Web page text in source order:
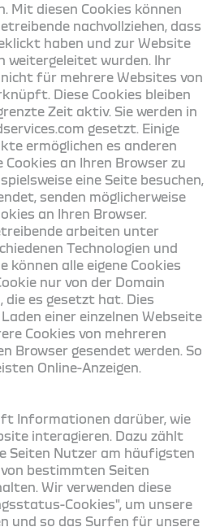
Mit diesen Cookies können
nachvollziehen, dass
haben und zur Website
weitergeleitet wurden. Ihr
für mehrere Websites von
Diese Cookies bleiben
Zeit aktiv. Sie werden in
gesetzt. Einige
ermöglichen es anderen
Cookies an Ihren Browser zu
eine Seite besuchen,
senden möglicherweise
an Ihren Browser.
arbeiten unter
Technologien und
können alle eigene Cookies
nur von der Domain
die es gesetzt hat. Dies
einer einzelnen Webseite
Cookies von mehreren
Browser gesendet werden. So
Online-Anzeigen.
Informationen darüber, wie
interagieren. Dazu zählt
Seiten Nutzer am häufigsten
bestimmten Seiten
Wir verwenden diese
Cookies", um unsere
und so das Surfen für unsere